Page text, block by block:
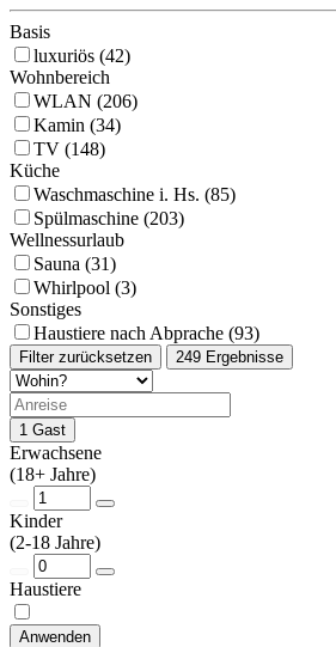
Basis
luxuriös (42)
Wohnbereich
WLAN (206)
Kamin (34)
TV (148)
Küche
Waschmaschine i. Hs. (85)
Spülmaschine (203)
Wellnessurlaub
Sauna (31)
Whirlpool (3)
Sonstiges
Haustiere nach Abprache (93)
Filter zurücksetzen 249 Ergebnisse
1 Gast
Erwachsene
(18+ Jahre)
Kinder
(2-18 Jahre)
Haustiere
Anwenden